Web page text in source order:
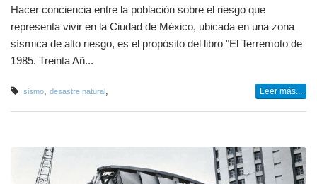
Hacer conciencia entre la población sobre el riesgo que
representa vivir en la Ciudad de México, ubicada en una zona
sísmica de alto riesgo, es el propósito del libro "El Terremoto de
1985. Treinta Añ...
sismo desastre natural Leer más...